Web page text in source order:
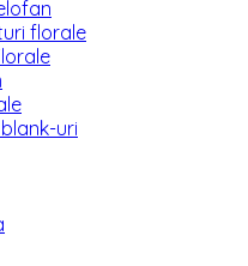
florale
uri